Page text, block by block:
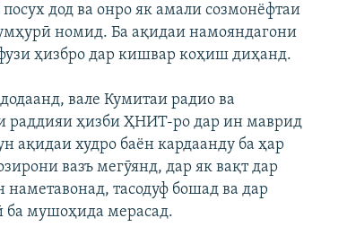
дод ва онро як амали созмонёфтаи
номид. Ба ақидаи намояндагони
ҳизбро дар кишвар коҳиш диҳанд.
вале Кумитаи радио ва
раддияи ҳизби ҲНИТ-ро дар ин маврид
ақидаи худро баён кардаанду ба ҳар
вазъ мегӯянд, дар як вақт дар
тасодуф бошад ва дар
ба мушоҳида мерасад.